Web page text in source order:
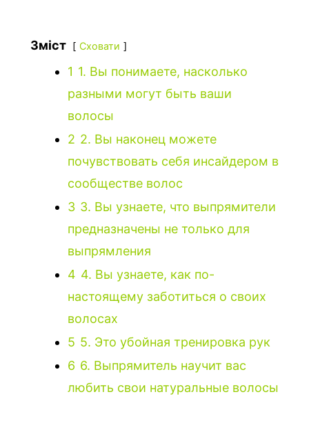
Зміст Сховати
1 1. Вы понимаете, насколько
разными могут быть ваши
волосы
2 2. Вы наконец можете
почувствовать себя инсайдером в
сообществе волос
3 3. Вы узнаете, что выпрямители
предназначены не только для
выпрямления
4 4. Вы узнаете, как по-
настоящему заботиться о своих
волосах
5 5. Это убойная тренировка рук
6 6. Выпрямитель научит вас
любить свои натуральные волосы